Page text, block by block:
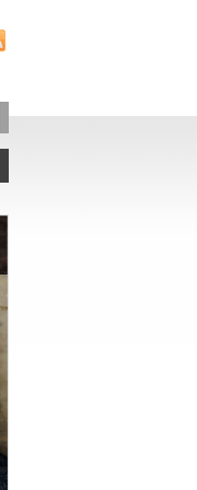
իրավունքից զրկելու